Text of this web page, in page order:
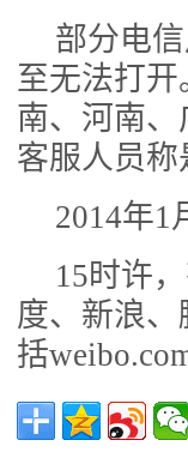
部分电
至无法打
南、河南
客服人员
2014年1
15时许
度、新浪
括